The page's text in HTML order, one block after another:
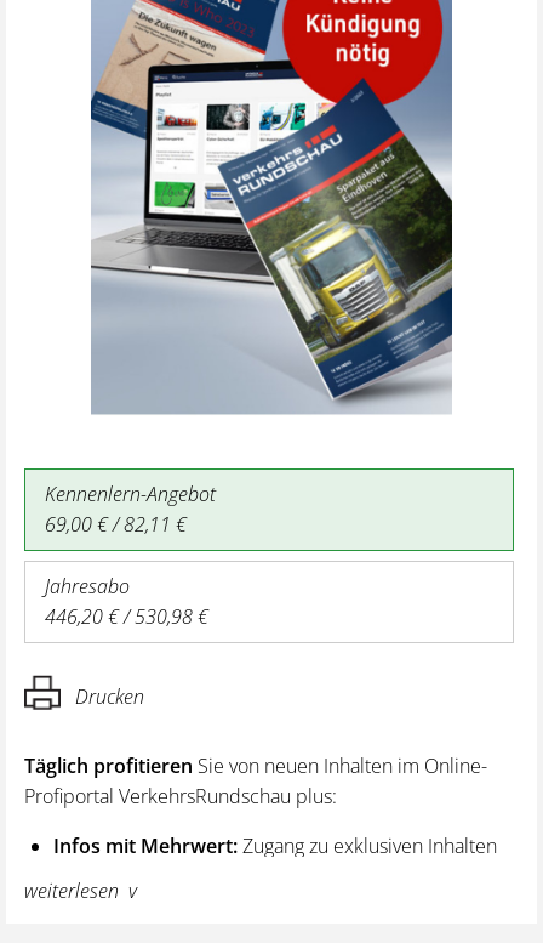
Kennenlern-Angebot
69,00 € / 82,11 €
Jahresabo
446,20 € / 530,98 €
Drucken
Täglich profitieren Sie von neuen Inhalten im Online-
Profiportal VerkehrsRundschau plus:
Infos mit Mehrwert:Zugang zu exklusiven Inhalten
und Hintergrundwissen – von aktuellen Regelungen
wie z. B. bei den Lenk- und Ruhezeiten,
weiterlesen